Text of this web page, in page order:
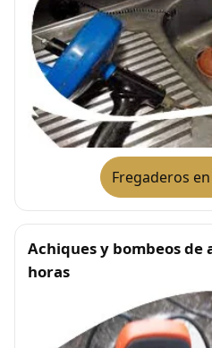
Fregaderos
Achiques y bombeos de
horas